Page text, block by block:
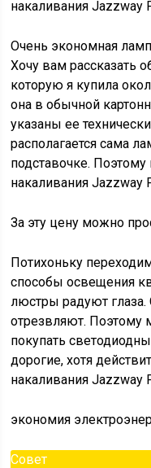
накаливания Jazzway
Очень экономная
Хочу вам рассказать
которую я купила
она в обычной
указаны ее
располагается сама
подставочке. Поэтому
накаливания Jazzway
За эту цену можно
Потихоньку
способы освещения
люстры радуют глаза.
отрезвляют. Поэтому
покупать
дорогие, хотя
накаливания Jazzway
экономия
Совет